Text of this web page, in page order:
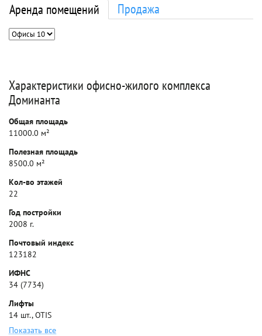
Аренда помещений Продажа
Характеристики офисно-жилого комплекса
Доминанта
Общая площадь
11000.0 м²
Полезная площадь
8500.0 м²
Кол-во этажей
22
Год постройки
2008 г.
Почтовый индекс
123182
ИФНС
34 (7734)
Лифты
14 шт., OTIS
Показать все